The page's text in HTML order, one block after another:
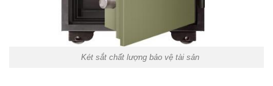
Két sắt chất lượng bảo vệ tài sản